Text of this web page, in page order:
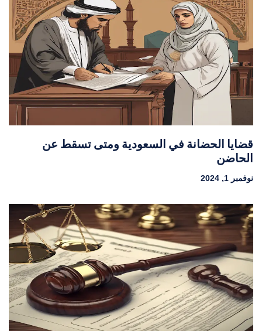
قضايا الحضانة في السعودية ومتى تسقط عن
الحاضن
نوفمبر 1, 2024